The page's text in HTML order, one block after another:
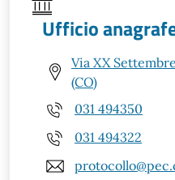
Ufficio
Via XX
(CO)
031 494350
031 494322